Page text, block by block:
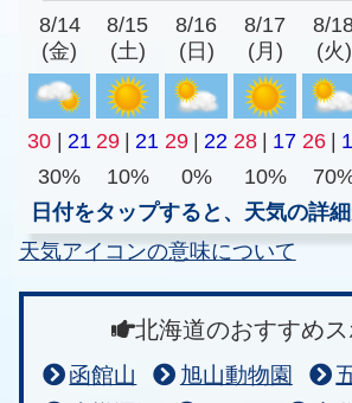
8/14
(金)
8/15
(土)
8/16
(日)
8/17
(月)
8/
(火)
30 | 21 29 | 21 29 | 22 28 | 17 26 |
30%
10% 0% 10%
日付をタップすると、天気の詳
天気アイコンの意味について
北海道のおすすめス
函館山 旭山動物園